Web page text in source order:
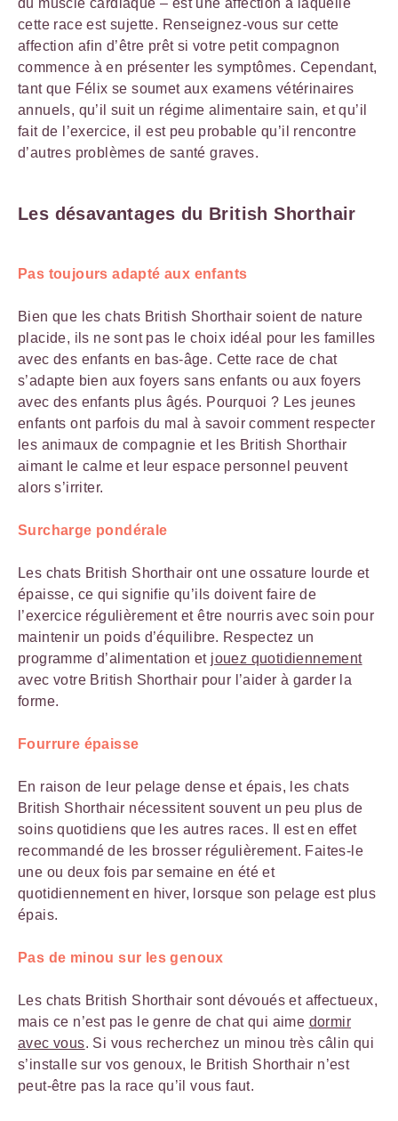
cette race est sujette. Renseignez-vous sur cette
affection afin d’être prêt si votre petit compagnon
commence à en présenter les symptômes. Cependant,
tant que Félix se soumet aux examens vétérinaires
annuels, qu’il suit un régime alimentaire sain, et qu’il
fait de l’exercice, il est peu probable qu’il rencontre
d’autres problèmes de santé graves.
Les désavantages du British Shorthair
Pas toujours adapté aux enfants
Bien que les chats British Shorthair soient de nature
placide, ils ne sont pas le choix idéal pour les familles
avec des enfants en bas-âge. Cette race de chat
s’adapte bien aux foyers sans enfants ou aux foyers
avec des enfants plus âgés. Pourquoi ? Les jeunes
enfants ont parfois du mal à savoir comment respecter
les animaux de compagnie et les British Shorthair
aimant le calme et leur espace personnel peuvent
alors s’irriter.
Surcharge pondérale
Les chats British Shorthair ont une ossature lourde et
épaisse, ce qui signifie qu’ils doivent faire de
l’exercice régulièrement et être nourris avec soin pour
maintenir un poids d’équilibre. Respectez un
programme d’alimentation et jouez quotidiennement
avec votre British Shorthair pour l’aider à garder la
forme.
Fourrure épaisse
En raison de leur pelage dense et épais, les chats
British Shorthair nécessitent souvent un peu plus de
soins quotidiens que les autres races. Il est en effet
recommandé de les brosser régulièrement. Faites-le
une ou deux fois par semaine en été et
quotidiennement en hiver, lorsque son pelage est plus
épais.
Pas de minou sur les genoux
Les chats British Shorthair sont dévoués et affectueux,
mais ce n’est pas le genre de chat qui aime dormir
avec vous. Si vous recherchez un minou très câlin qui
s’installe sur vos genoux, le British Shorthair n’est
peut-être pas la race qu’il vous faut.